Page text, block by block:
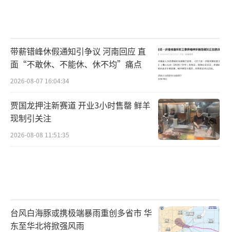
带薪错峰休假通知引争议 河南回应 直
面“不敢休、不能休、休不均”痛点
2026-08-07 16:04:34
贾国龙押注新赛道 开业3小时售罄 鲜羊
现制引关注
2026-08-08 11:51:35
台风白海豚或携极端暴雨重创多省市 华
东至华北将掀强风雨